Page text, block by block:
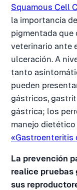
Squamous Cell
la importancia
pigmentada que
veterinario ante
ulceración. A
tanto
pueden
gástricos,
gástrica; los
manejo
«Gastroenteritis
La prevención
realice pruebas
sus